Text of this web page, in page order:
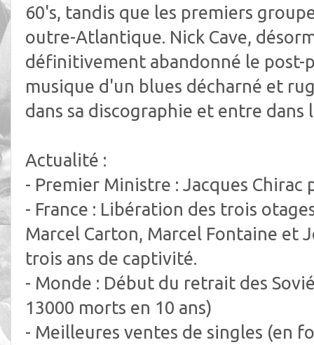
60's, tandis que les premiers
outre-Atlantique. Nick Cave,
définitivement abandonné le
musique d'un blues décharné et
dans sa discographie et entre dans
Actualité :
- Premier Ministre : Jacques Chirac
- France : Libération des trois
Marcel Carton, Marcel Fontaine et
trois ans de captivité.
- Monde : Début du retrait des
13000 morts en 10 ans)
- Meilleures ventes de singles (en